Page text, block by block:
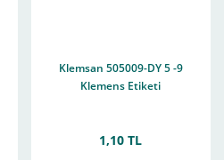
Klemsan 505009-DY 5 -9
Klemens Etiketi
1,10 TL